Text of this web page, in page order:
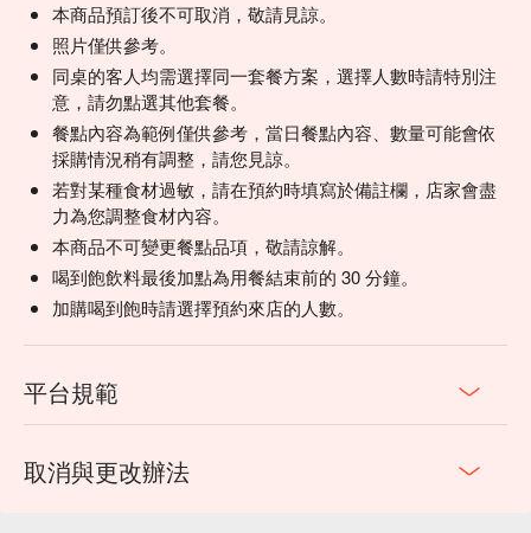
本商品預訂後不可取消，敬請見諒。
照片僅供參考。
同桌的客人均需選擇同一套餐方案，選擇人數時請特別注
意，請勿點選其他套餐。
餐點內容為範例僅供參考，當日餐點內容、數量可能會依
採購情況稍有調整，請您見諒。
若對某種食材過敏，請在預約時填寫於備註欄，店家會盡
力為您調整食材內容。
本商品不可變更餐點品項，敬請諒解。
喝到飽飲料最後加點為用餐結束前的 30 分鐘。
加購喝到飽時請選擇預約來店的人數。
平台規範
取消與更改辦法